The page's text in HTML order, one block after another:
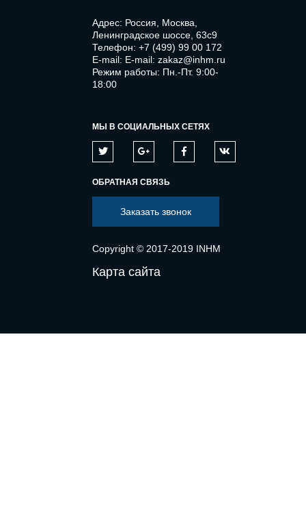
Адрес: Россия, Москва,
Ленинградское шоссе, 63с9
Телефон: +7 (499) 99 00 172
E-mail: E-mail: zakaz@inhm.ru
Режим работы: Пн.-Пт. 9:00-
18:00
МЫ В СОЦИАЛЬНЫХ СЕТЯХ
ОБРАТНАЯ СВЯЗЬ
Заказать звонок
Copyright © 2017-2019 INHM
Карта сайта